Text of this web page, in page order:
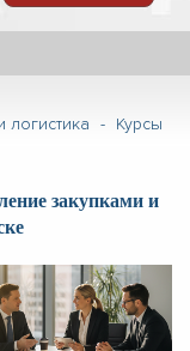
логистика - Курсы
закупками и